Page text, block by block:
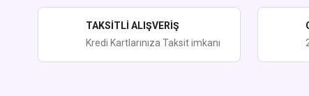
Ürün fiyatı diğer sitelerden daha pahalı.
Bu ürüne benzer farklı alternatifler olmalı.
TAKSİTLİ ALIŞVERİŞ
Kredi Kartlarınıza Taksit imkanı